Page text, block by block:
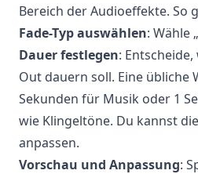
Bereich der Audioeffekte. So
Fade-Typ auswählen: Wähle
Dauer festlegen:
Out dauern soll. Eine übliche
Sekunden für Musik oder 1
wie Klingeltöne. Du kannst
anpassen.
Vorschau und Anpassung: